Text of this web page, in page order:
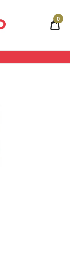
0